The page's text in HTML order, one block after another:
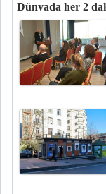
Dünyada her 2
Kadınlarda en sık
Türk Kanser
olunmasına destek